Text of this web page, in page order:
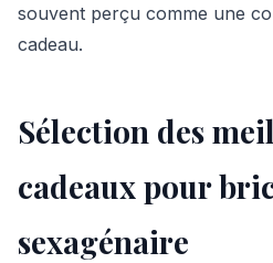
souvent perçu comme une
cadeau.
Sélection des
cadeaux pour
sexagénaire